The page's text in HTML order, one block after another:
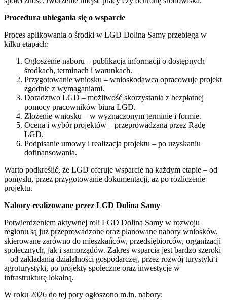
Procedura ubiegania się o wsparcie
Proces aplikowania o środki w LGD Dolina Samy przebiega w
kilku etapach:
Ogłoszenie naboru – publikacja informacji o dostępnych
środkach, terminach i warunkach.
Przygotowanie wniosku – wnioskodawca opracowuje projekt
zgodnie z wymaganiami.
Doradztwo LGD – możliwość skorzystania z bezpłatnej
pomocy pracowników biura LGD.
Złożenie wniosku – w wyznaczonym terminie i formie.
Ocena i wybór projektów – przeprowadzana przez Radę
LGD.
Podpisanie umowy i realizacja projektu – po uzyskaniu
dofinansowania.
Warto podkreślić, że LGD oferuje wsparcie na każdym etapie – od
pomysłu, przez przygotowanie dokumentacji, aż po rozliczenie
projektu.
Nabory realizowane przez LGD Dolina Samy
Potwierdzeniem aktywnej roli LGD Dolina Samy w rozwoju
regionu są już przeprowadzone oraz planowane nabory wniosków,
skierowane zarówno do mieszkańców, przedsiębiorców, organizacji
społecznych, jak i samorządów. Zakres wsparcia jest bardzo szeroki
– od zakładania działalności gospodarczej, przez rozwój turystyki i
agroturystyki, po projekty społeczne oraz inwestycje w
infrastrukturę lokalną.
W roku 2026 do tej pory ogłoszono m.in. nabory: